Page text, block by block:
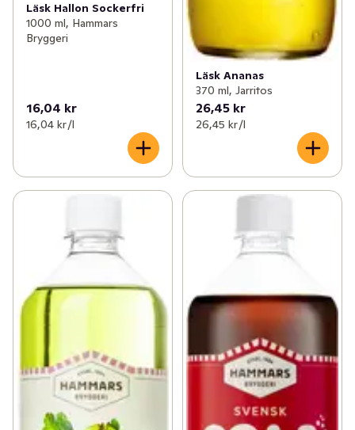
Läsk Hallon Sockerfri
1000 ml, Hammars
Bryggeri
16,04 kr
16,04 kr /l
Läsk Ananas
370 ml, Jarritos
26,45 kr
26,45 kr /l